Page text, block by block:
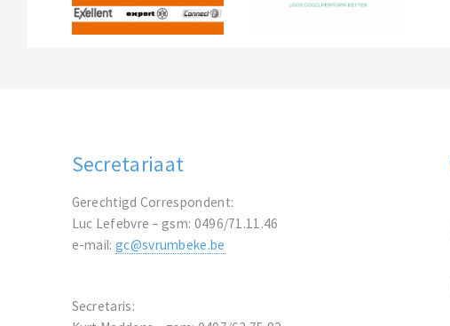
Secretariaat
Gerechtigd Correspondent:
Luc Lefebvre – gsm: 0496/71.11.46
e-mail: gc@svrumbeke.be
Secretaris: